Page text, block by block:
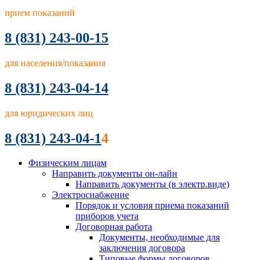
прием показаний
8 (831) 243-00-15
для населения/показания
8 (831) 243-04-14
для юридических лиц
8 (831) 243-04-14
Физическим лицам
Направить документы он-лайн
Направить документы (в электр.виде)
Электроснабжение
Порядок и условия приема показаний
приборов учета
Договорная работа
Документы, необходимые для
заключения договора